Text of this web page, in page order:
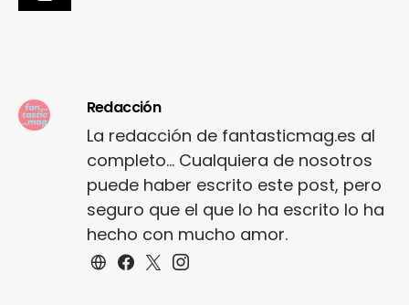
Redacción
La redacción de fantasticmag.es al
completo... Cualquiera de nosotros
puede haber escrito este post, pero
seguro que el que lo ha escrito lo ha
hecho con mucho amor.